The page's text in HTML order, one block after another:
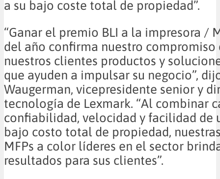
a su bajo coste total de propiedad”.
“Ganar el premio BLI a la impresora /
del año confirma nuestro compromiso
nuestros clientes productos y
que ayuden a impulsar su negocio”,
Waugerman, vicepresidente senior y
tecnología de Lexmark. “Al combinar
confiabilidad, velocidad y facilidad de
bajo costo total de propiedad,
MFPs a color líderes en el sector
resultados para sus clientes”.